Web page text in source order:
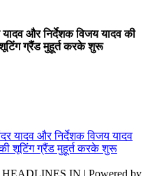
यादव और निर्देशक विजय यादव की
शूटिंग ग्रैंड मुहूर्त करके शुरू
| Powered by